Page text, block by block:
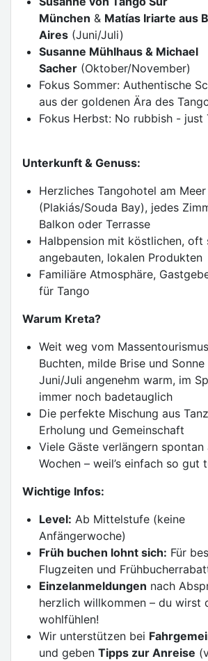
München & Matías Iriarte aus
Aires (Juni/Juli)
Susanne Mühlhaus & Michael
Sacher (Oktober/November)
Fokus Sommer: Authentische
aus der goldenen Ära des
Fokus Herbst: No rubbish - just
Unterkunft & Genuss:
Herzliches Tangohotel am Meer
(Plakiás/Souda Bay), jedes
Balkon oder Terrasse
Halbpension mit köstlichen, oft
angebauten, lokalen Produkten
Familiäre Atmosphäre,
für Tango
Warum Kreta?
Weit weg vom
Buchten, milde Brise und
Juni/Juli angenehm warm, im
immer noch badetauglich
Die perfekte Mischung aus
Erholung und Gemeinschaft
Viele Gäste verlängern spontan
Wochen – weil’s einfach so gut
Wichtige Infos:
Level: Ab Mittelstufe (keine
Anfängerwoche)
Früh buchen lohnt sich: Für
Flugzeiten und
Einzelanmeldungen nach
herzlich willkommen – du wirst
wohlfühlen!
Wir unterstützen bei
und geben Tipps zur Anreise